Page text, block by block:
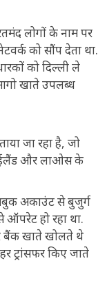
लोगों के नाम पर
को सौंप देता था.
को दिल्ली ले
खाते उपलब्ध
जा रहा है, जो
और लाओस के
अकाउंट से बुजुर्ग
ऑपरेट हो रहा था.
बैंक खाते खोलते थे
ट्रांसफर किए जाते